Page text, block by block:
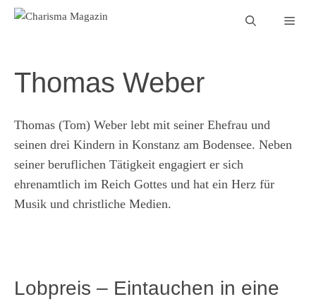
Zum
Thomas Weber
Thomas (Tom) Weber lebt mit seiner Ehefrau und
seinen drei Kindern in Konstanz am Bodensee. Neben
seiner beruflichen Tätigkeit engagiert er sich
ehrenamtlich im Reich Gottes und hat ein Herz für
Musik und christliche Medien.
Lobpreis – Eintauchen in eine